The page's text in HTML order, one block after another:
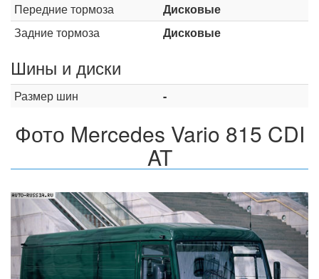
Передние тормоза
Дисковые
Задние тормоза
Дисковые
Шины и диски
Размер шин -
Фото Mercedes Vario 815 CDI
AT
Назад